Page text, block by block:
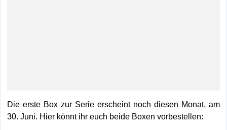
Die erste Box zur Serie erscheint noch diesen Monat, am
30. Juni. Hier könnt ihr euch beide Boxen vorbestellen: